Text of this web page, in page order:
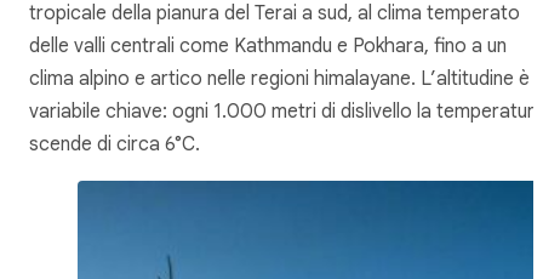
tropicale della pianura del Terai a sud, al clima temperato
delle valli centrali come Kathmandu e Pokhara, fino a un
clima alpino e artico nelle regioni himalayane. L’altitudine è
variabile chiave: ogni 1.000 metri di dislivello la
scende di circa 6°C.